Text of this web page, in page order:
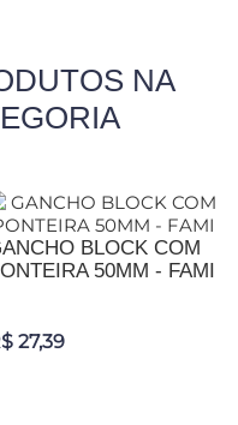
NA
BLOCK COM
50MM - FAMI
27,39